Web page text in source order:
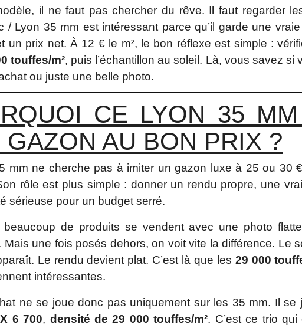
il ne faut pas chercher du rêve. Il faut regarder
/ Lyon 35 mm est intéressant parce qu’il garde une
un prix net. À 12 € le m², le bon réflexe est simple :
touffes/m², puis l’échantillon au soleil. Là, vous savez si
ou juste une belle photo.
CE LYON 35
GAZON AU BON PRIX ?
mm ne cherche pas à imiter un gazon luxe à 25 ou 30 €
rôle est plus simple : donner un rendu propre, une
sérieuse pour un budget serré.
de produits se vendent avec une photo
Mais une fois posés dehors, on voit vite la différence. Le
Le rendu devient plat. C’est là que les 29 000
intéressantes.
ne se joue donc pas uniquement sur les 35 mm. Il se
6 700, densité de 29 000 touffes/m². C’est ce trio